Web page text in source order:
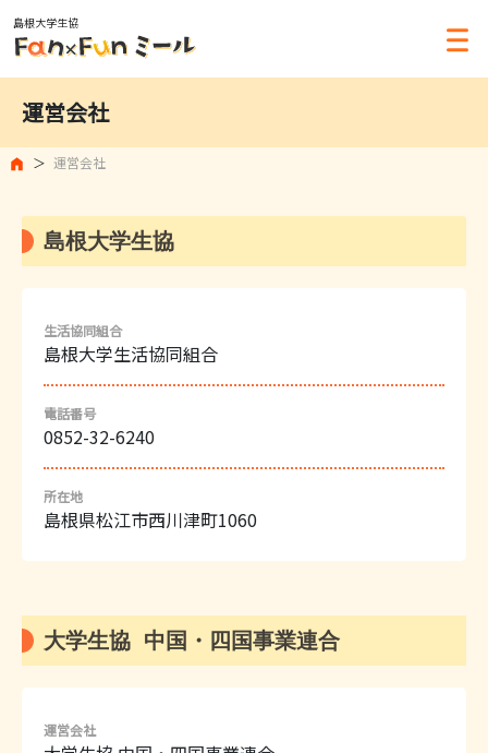
島根大学生協
運営会社
運営会社
島根大学生協
生活協同組合
島根大学生活協同組合
電話番号
0852-32-6240
所在地
島根県松江市西川津町1060
大学生協 中国・四国事業連合
運営会社